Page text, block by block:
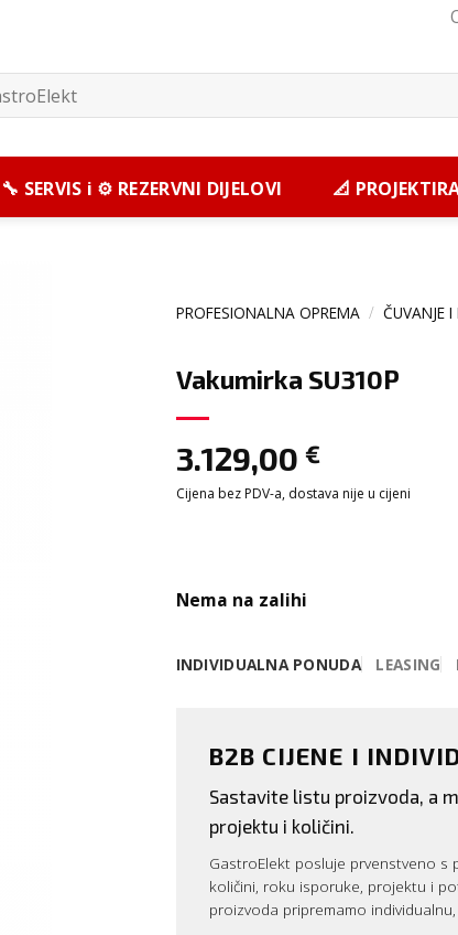
🔧 SERVIS i ⚙️ REZERVNI DIJELOVI 📐
PROFESIONALNA OPREMA / ČUVANJE I
Vakumirka SU310P
3.129,00 €
Cijena bez PDV-a, dostava nije u cijeni
Nema na zalihi
INDIVIDUALNA PONUDA LEASING
B2B CIJENE I
Sastavite listu proizvoda, a
projektu i količini.
GastroElekt posluje prvenstveno s
količini, roku isporuke, projektu i
proizvoda pripremamo